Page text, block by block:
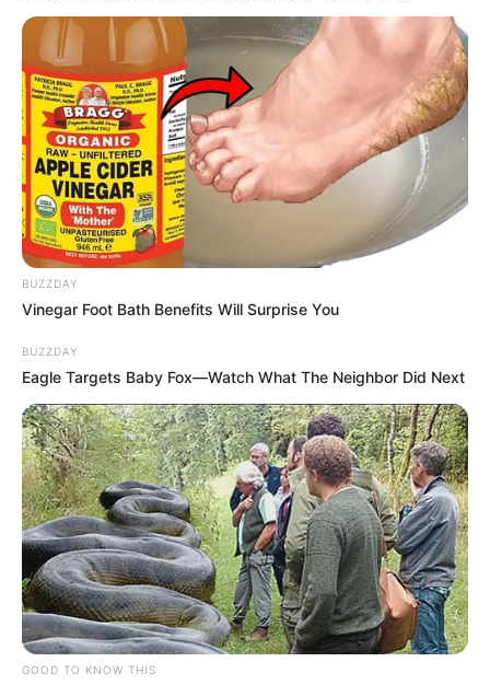
BUZZDAY
Vinegar Foot Bath Benefits Will Surprise You
BUZZDAY
Eagle Targets Baby Fox—Watch What The Neighbor Did Next
GOOD TO KNOW THIS